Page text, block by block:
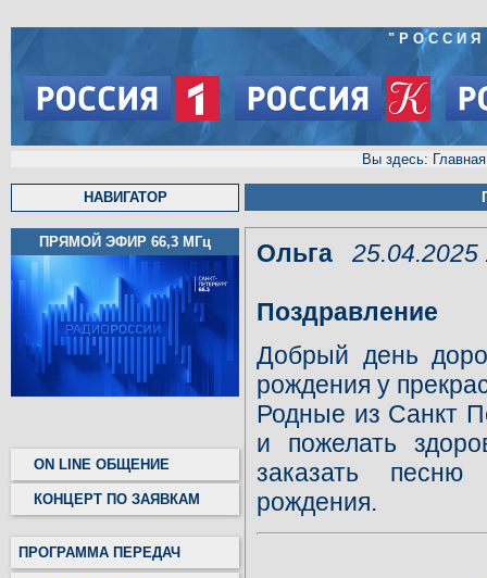
"РОССИЯ
Вы здесь: Главная
НАВИГАТОР
ПРЯМОЙ ЭФИР 66,3 МГц
ON LINE ОБЩЕНИЕ
КОНЦЕРТ ПО ЗАЯВКАМ
ПРОГРАММА ПЕРЕДАЧ
Ольга 25.04.2025
Поздравление
Добрый день
рождения у
Родные из Санкт
и пожелать
заказать
рождения.